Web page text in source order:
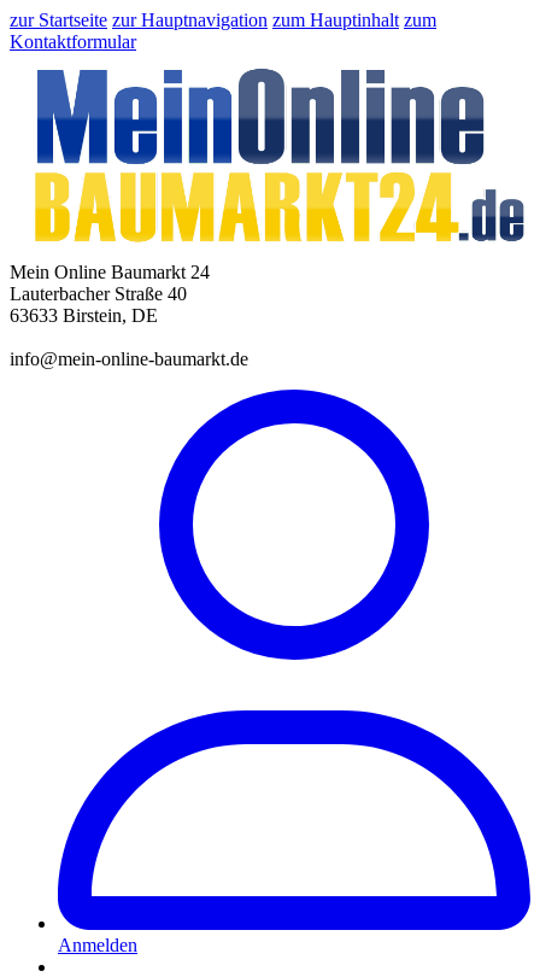
zur Startseite zur Hauptnavigation zum Hauptinhalt zum
Kontaktformular
Mein Online Baumarkt 24
Lauterbacher Straße 40
63633 Birstein, DE
info@mein-online-baumarkt.de
Anmelden